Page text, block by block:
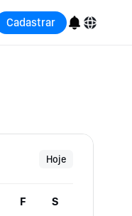
Cadastrar
Hoje
F S